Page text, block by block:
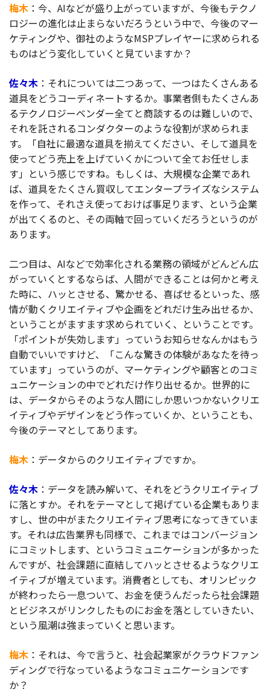
梅木 ：今、AIなどが盛り上がっていますが、今後もテクノ
ロジーの進化は止まらないだろうという中で、今後のマー
ケティングや、御社のようなMSPプレイヤーに求められる
ものはどう変化していくと見ていますか？
佐々木 ：それについては二つあって、一つはたくさんある
道具をどうコーディネートするか。事業者側もたくさんあ
るテクノロジーベンダー全てと商談するのは難しいので、
それを託されるコンダクターのような役割が求められま
す。「自社に最適な道具を揃えてください、そして道具を
使ってどう売上を上げていくかについて全てお任せしま
す」という感じですね。もしくは、大規模な企業であれ
ば、道具をたくさん買収してエンタープライズなシステム
を作って、それさえ使っておけば事足ります、という企業
が出てくるのと、その両軸で回っていくだろうというのが
あります。
二つ目は、AIなどで効率化される業務の領域がどんどん広
がっていくとするならば、人間ができることは何かと考え
た時に、ハッとさせる、驚かせる、喜ばせるといった、感
情が動くクリエイティブや企画をどれだけ生み出せるか、
ということがますます求められていく、ということです。
「ポイントが失効します」っていうお知らせなんかはもう
自動でいいですけど、「こんな驚きの体験があなたを待っ
ています」っていうのが、マーケティングや顧客とのコミ
ュニケーションの中でどれだけ作り出せるか。世界的に
は、データからそのような人間にしか思いつかないクリエ
イティブやデザインをどう作っていくか、ということも、
今後のテーマとしてあります。
梅木 ：データからのクリエイティブですか。
佐々木 ：データを読み解いて、それをどうクリエイティブ
に落とすか。それをテーマとして掲げている企業もありま
すし、世の中がまたクリエイティブ思考になってきていま
す。それは広告業界も同様で、これまではコンバージョン
にコミットします、というコミュニケーションが多かった
んですが、社会課題に直結してハッとさせるようなクリエ
イティブが増えています。消費者としても、オリンピック
が終わったら一息ついて、お金を使うんだったら社会課題
とビジネスがリンクしたものにお金を落としていきたい、
という風潮は強まっていくと思います。
梅木 ：それは、今で言うと、社会起業家がクラウドファン
ディングで行なっているようなコミュニケーションです
か？